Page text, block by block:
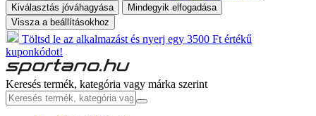
Kiválasztás jóváhagyása
Mindegyik elfogadása
Vissza a beállításokhoz
Töltsd le az alkalmazást és nyerj egy 3500 Ft értékű
kuponkódot!
Keresés termék, kategória vagy márka szerint